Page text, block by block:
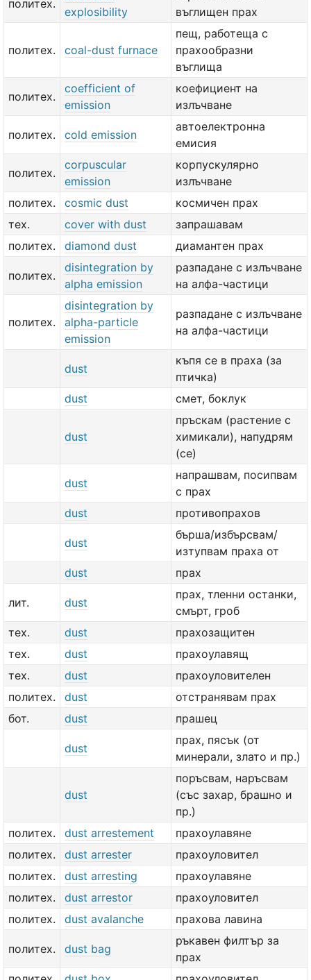
политех.
explosibility
въглищен прах
политех. coal-dust furnace
пещ, работеща с
прахообразни
въглища
политех.
coefficient of
emission
коефициент на
излъчване
политех. cold emission
автоелектронна
емисия
политех.
corpuscular
emission
корпускулярно
излъчване
политех.
cosmic dust
космичен прах
тех.
cover with dust
запрашавам
политех.
diamond dust диамантен прах
политех.
disintegration by
alpha emission
разпадане с излъчване
на алфа-частици
политех.
disintegration by
alpha-particle
emission
разпадане с излъчване
на алфа-частици
dust
къпя се в праха (за
птичка)
dust
смет, боклук
dust
пръскам (растение с
химикали), напудрям
(се)
dust
напрашвам, посипвам
с прах
dust
противопрахов
dust
бърша/избърсвам/
изтупвам праха от
dust
прах
лит. dust
прах, тленни останки,
смърт, гроб
тех.
dust
прахозащитен
тех.
dust
прахоулавящ
тех.
dust
прахоуловителен
политех.
dust
отстранявам прах
бот.
dust прашец
dust
прах, пясък (от
минерали, злато и пр.)
dust
поръсвам, наръсвам
(със захар, брашно и
пр.)
политех.
dust arrestement
прахоулавяне
политех.
dust arrester
прахоуловител
политех.
dust arresting
прахоулавяне
политех.
dust arrestor
прахоуловител
политех.
dust avalanche прахова лавина
политех. dust bag
ръкавен филтър за
прах